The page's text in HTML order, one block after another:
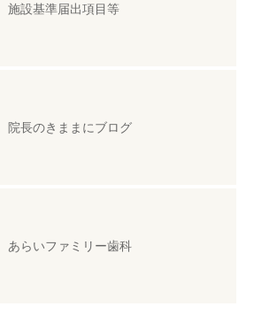
施設基準届出項目等
院長のきままにブログ
あらいファミリー歯科